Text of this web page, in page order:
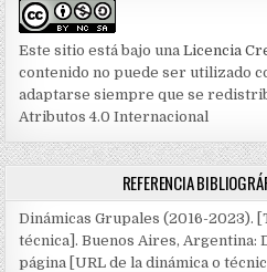
Este sitio está bajo unaLicencia
contenido no puede ser utilizado
adaptarse siempre que se
Atributos 4.0 Internacional
REFERENCIA
Dinámicas Grupales (2016-2023).
técnica]. Buenos Aires, Argentina:
página [URL de la dinámica o